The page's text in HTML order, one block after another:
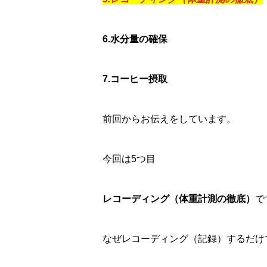
6.水分量の確保
7.コーヒー摂取
前回からお伝えをしています。
今回は5つ目
レコーディング（体重計測の徹底） で
なぜレコーディング（記録）するだけ